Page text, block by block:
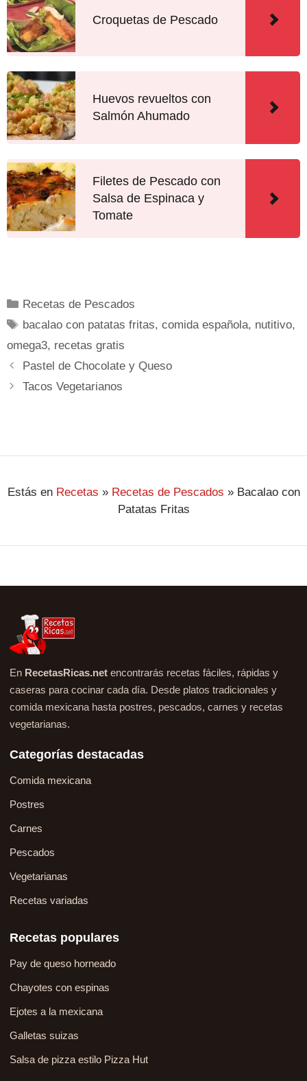
Croquetas de Pescado
Huevos revueltos con
Salmón Ahumado
Filetes de Pescado con
Salsa de Espinaca y
Tomate
Recetas de Pescados
bacalao con patatas fritas,comida española, nutitivo,
omega3, recetas gratis
Pastel de Chocolate y Queso
Tacos Vegetarianos
Estás en Recetas » Recetas de Pescados » Bacalao con
Patatas Fritas
En RecetasRicas.net encontrarás recetas fáciles, rápidas y
caseras para cocinar cada día. Desde platos tradicionales y
comida mexicana hasta postres, pescados, carnes y recetas
vegetarianas.
Categorías destacadas
Comida mexicana
Postres
Carnes
Pescados
Vegetarianas
Recetas variadas
Recetas populares
Pay de queso horneado
Chayotes con espinas
Ejotes a la mexicana
Galletas suizas
Salsa de pizza estilo Pizza Hut